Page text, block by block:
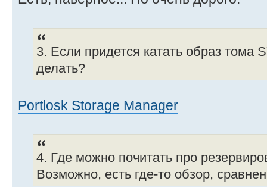
3. Если придется катать образ тома
делать?
Portlosk Storage Manager
4. Где можно почитать про
Возможно, есть где-то обзор,